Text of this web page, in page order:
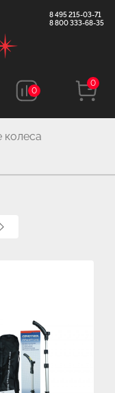
8 495 215-03-71
8 800 333-68-35
0
0